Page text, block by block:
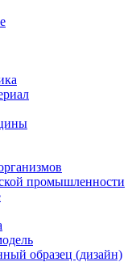
промышленности
образец (дизайн)